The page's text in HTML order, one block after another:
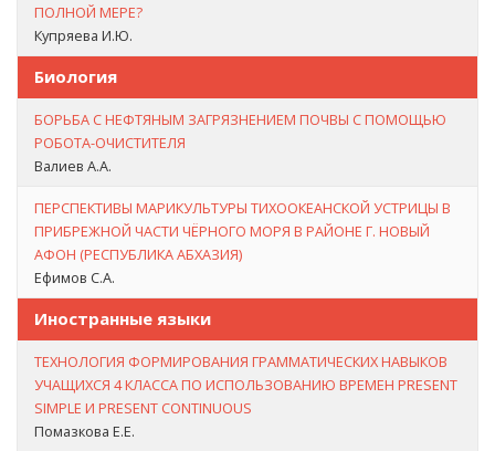
ПОЛНОЙ МЕРЕ?
Купряева И.Ю.
Биология
БОРЬБА С НЕФТЯНЫМ ЗАГРЯЗНЕНИЕМ ПОЧВЫ С ПОМОЩЬЮ
РОБОТА-ОЧИСТИТЕЛЯ
Валиев А.А.
ПЕРСПЕКТИВЫ МАРИКУЛЬТУРЫ ТИХООКЕАНСКОЙ УСТРИЦЫ В
ПРИБРЕЖНОЙ ЧАСТИ ЧЁРНОГО МОРЯ В РАЙОНЕ Г. НОВЫЙ
АФОН (РЕСПУБЛИКА АБХАЗИЯ)
Ефимов С.А.
Иностранные языки
ТЕХНОЛОГИЯ ФОРМИРОВАНИЯ ГРАММАТИЧЕСКИХ НАВЫКОВ
УЧАЩИХСЯ 4 КЛАССА ПО ИСПОЛЬЗОВАНИЮ ВРЕМЕН PRESENT
SIMPLE И PRESENT CONTINUOUS
Помазкова Е.Е.